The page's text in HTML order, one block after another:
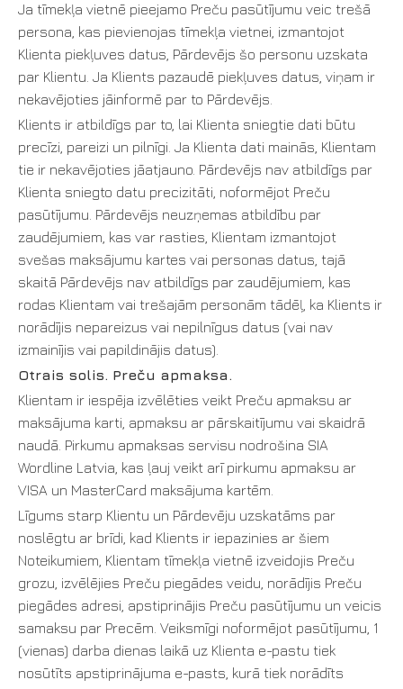
Ja tīmekļa vietnē pieejamo Preču pasūtījumu veic trešā
persona, kas pievienojas tīmekļa vietnei, izmantojot
Klienta piekļuves datus, Pārdevējs šo personu uzskata
par Klientu. Ja Klients pazaudē piekļuves datus, viņam ir
nekavējoties jāinformē par to Pārdevējs.
Klients ir atbildīgs par to, lai Klienta sniegtie dati būtu
precīzi, pareizi un pilnīgi. Ja Klienta dati mainās, Klientam
tie ir nekavējoties jāatjauno. Pārdevējs nav atbildīgs par
Klienta sniegto datu precizitāti, noformējot Preču
pasūtījumu. Pārdevējs neuzņemas atbildību par
zaudējumiem, kas var rasties, Klientam izmantojot
svešas maksājumu kartes vai personas datus, tajā
skaitā Pārdevējs nav atbildīgs par zaudējumiem, kas
rodas Klientam vai trešajām personām tādēļ, ka Klients ir
norādījis nepareizus vai nepilnīgus datus (vai nav
izmainījis vai papildinājis datus).
Otrais solis. Preču apmaksa.
Klientam ir iespēja izvēlēties veikt Preču apmaksu ar
maksājuma karti, apmaksu ar pārskaitījumu vai skaidrā
naudā. Pirkumu apmaksas servisu nodrošina SIA
Wordline Latvia, kas ļauj veikt arī pirkumu apmaksu ar
VISA un MasterCard maksājuma kartēm.
Līgums starp Klientu un Pārdevēju uzskatāms par
noslēgtu ar brīdi, kad Klients ir iepazinies ar šiem
Noteikumiem, Klientam tīmekļa vietnē izveidojis Preču
grozu, izvēlējies Preču piegādes veidu, norādījis Preču
piegādes adresi, apstiprinājis Preču pasūtījumu un veicis
samaksu par Precēm. Veiksmīgi noformējot pasūtījumu, 1
(vienas) darba dienas laikā uz Klienta e-pastu tiek
nosūtīts apstiprinājuma e-pasts, kurā tiek norādīts